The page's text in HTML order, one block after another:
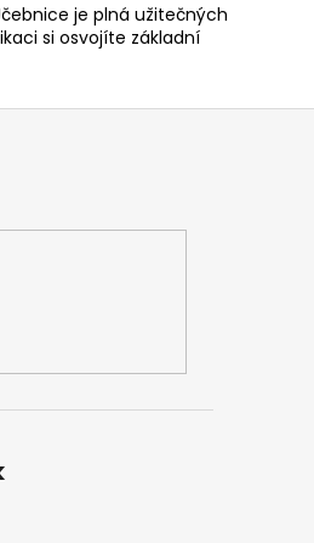
je plná užitečných
si osvojíte základní